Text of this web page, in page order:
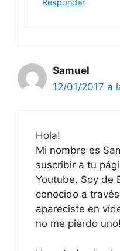
Samuel
12/01/2017 a
Hola!
Mi nombre es
suscribir a tu
Youtube. Soy de
conocido a
apareciste en
no me pierdo